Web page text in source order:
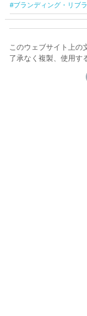
ブランディング・リブ
このウェブサイト上の
了承なく複製、使用す